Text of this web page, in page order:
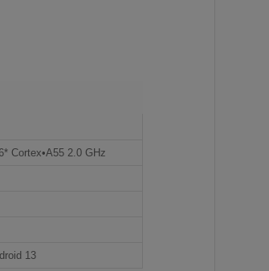
Cortex•A55 2.0 GHz
13